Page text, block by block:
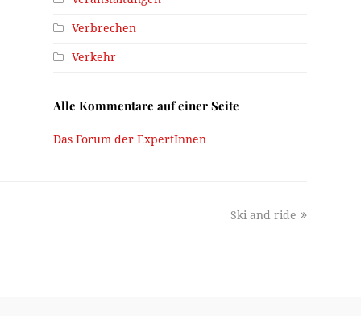
Verbrechen
Verkehr
Alle Kommentare auf einer Seite
Das Forum der ExpertInnen
next
Ski and ride